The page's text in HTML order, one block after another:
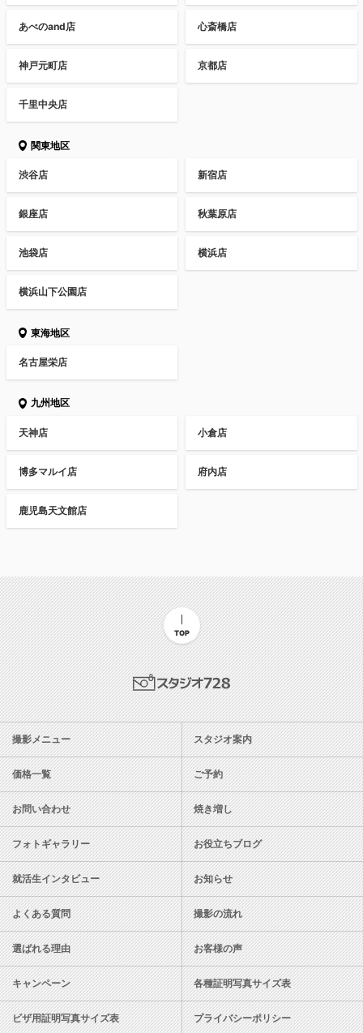
あべのand店 心斎橋店
神戸元町店 京都店
千里中央店
関東地区
渋谷店 新宿店
銀座店 秋葉原店
池袋店 横浜店
横浜山下公園店
東海地区
名古屋栄店
九州地区
天神店 小倉店
博多マルイ店 府内店
鹿児島天文館店
TOP
スタジオ728
撮影メニュー スタジオ案内
価格一覧 ご予約
お問い合わせ 焼き増し
フォトギャラリー お役立ちブログ
就活生インタビュー お知らせ
よくある質問 撮影の流れ
選ばれる理由 お客様の声
キャンペーン 各種証明写真サイズ表
ビザ用証明写真サイズ表 プライバシーポリシー